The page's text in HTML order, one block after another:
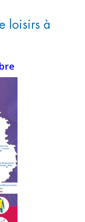
loisirs à